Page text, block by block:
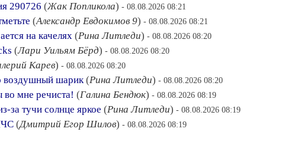
290726 (Жак Попликола) - 08.08.2026 08:21
(Александр Евдокимов 9) - 08.08.2026 08:21
на качелях (Рина Литледи) - 08.08.2026 08:20
(Лари Уильям Бёрд) - 08.08.2026 08:20
Карев) - 08.08.2026 08:20
воздушный шарик(Рина Литледи) - 08.08.2026 08:20
мне речиста! (Галина Бендюк) - 08.08.2026 08:19
за тучи солнце яркое (Рина Литледи) - 08.08.2026 08:19
(Дмитрий Егор Шилов) - 08.08.2026 08:19